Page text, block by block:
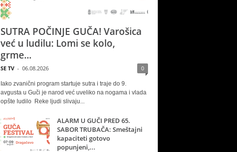
SUTRA POČINJE GUČA! Varošica
već u ludilu: Lomi se kolo,
grme...
SE TV - 06.08.2026 0
Iako zvanični program startuje sutra i traje do 9.
avgusta u Guči je narod već uveliko na nogama i vlada
opšte ludilo Reke ljudi slivaju...
ALARM U GUČI PRED 65.
SABOR TRUBAČA: Smeštajni
kapaciteti gotovo
popunjeni,...